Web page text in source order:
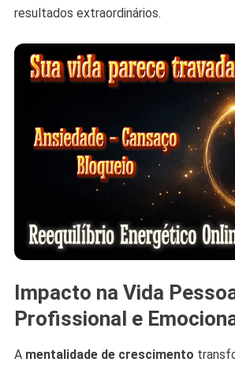
resultados extraordinários.
Impacto na Vida
Profissional e
A mentalidade de crescimento